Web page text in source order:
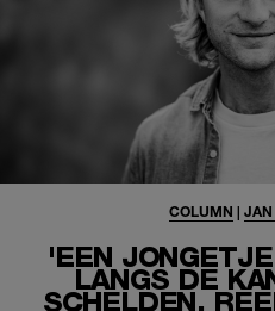
'EEN
LANGS DE
SCHELDEN,
COLUMN | JAN